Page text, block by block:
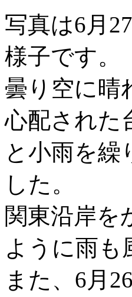
写真は6月
様子です。
曇り空に晴
心配された
と小雨を繰
した。
関東沿岸を
ように雨も
また、6月